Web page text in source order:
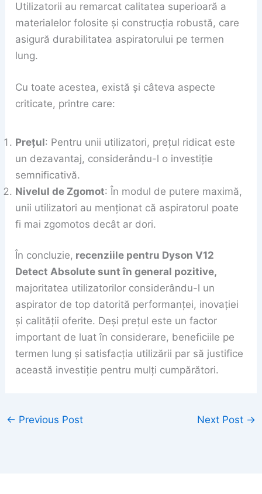
Utilizatorii au remarcat calitatea superioară a
materialelor folosite și construcția robustă, care
asigură durabilitatea aspiratorului pe termen
lung.
Cu toate acestea, există și câteva aspecte
criticate, printre care:
Prețul: Pentru unii utilizatori, prețul ridicat este
un dezavantaj, considerându-l o investiție
semnificativă.
Nivelul de Zgomot: În modul de putere maximă,
unii utilizatori au menționat că aspiratorul poate
fi mai zgomotos decât ar dori.
În concluzie, recenziile pentru Dyson V12
Detect Absolute sunt în general pozitive,
majoritatea utilizatorilor considerându-l un
aspirator de top datorită performanței, inovației
și calității oferite. Deși prețul este un factor
important de luat în considerare, beneficiile pe
termen lung și satisfacția utilizării par să justifice
această investiție pentru mulți cumpărători.
← Previous Post Next Post →